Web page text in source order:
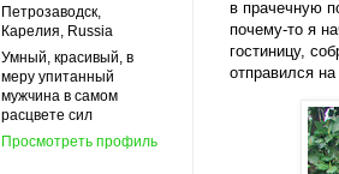
в прачечную
почему-то я
гостиницу,
отправился
Петрозаводск,
Карелия, Russia
Умный, красивый, в
меру упитанный
мужчина в самом
расцвете сил
Просмотреть профиль